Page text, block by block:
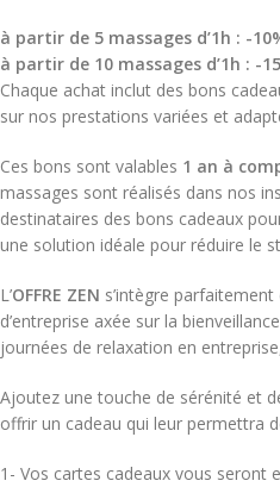
à partir de 5 massages d’1h : -
à partir de 10 massages d’1h : -
Chaque achat inclut des bons
sur nos prestations variées et
Ces bons sont valables 1 an à
massages sont réalisés dans nos
destinataires des bons cadeaux
une solution idéale pour réduire le
L’OFFRE ZEN s’intègre
d’entreprise axée sur la
journées de relaxation en
Ajoutez une touche de sérénité et
offrir un cadeau qui leur permettra
1- Vos cartes cadeaux vous seront